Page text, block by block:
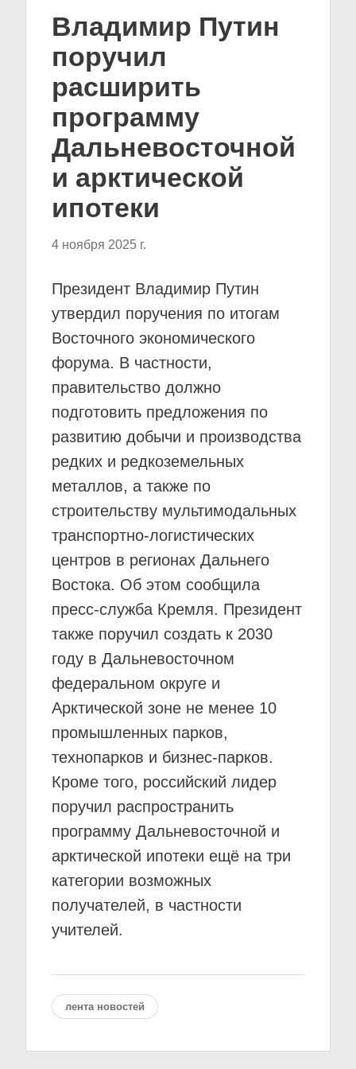
Владимир Путин
поручил
расширить
программу
Дальневосточной
и арктической
ипотеки
4 ноября 2025 г.
Президент Владимир Путин
утвердил поручения по итогам
Восточного экономического
форума. В частности,
правительство должно
подготовить предложения по
развитию добычи и производства
редких и редкоземельных
металлов, а также по
строительству мультимодальных
транспортно-логистических
центров в регионах Дальнего
Востока. Об этом сообщила
пресс-служба Кремля. Президент
также поручил создать к 2030
году в Дальневосточном
федеральном округе и
Арктической зоне не менее 10
промышленных парков,
технопарков и бизнес-парков.
Кроме того, российский лидер
поручил распространить
программу Дальневосточной и
арктической ипотеки ещё на три
категории возможных
получателей, в частности
учителей.
лента новостей